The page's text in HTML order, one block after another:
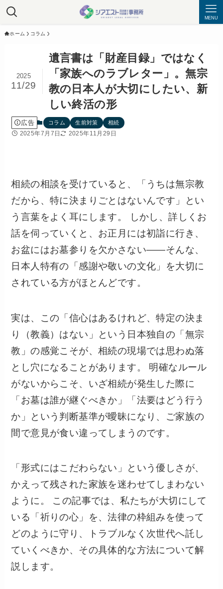
MENU
ホーム コラム
遺言書は「財産目録」ではなく
「家族へのラブレター」。無宗
教の日本人が大切にしたい、新
しい終活の形
2025
11/29
広告 コラム 生前対策 相続
2025年7月7日 2025年11月29日
相続の相談を受けていると、「うちは無宗教
だから、特に決まりごとはないんです」とい
う言葉をよく耳にします。 しかし、詳しくお
話を伺っていくと、お正月には初詣に行き、
お盆にはお墓参りを欠かさない――そんな、
日本人特有の「感謝や敬いの文化」を大切に
されている方がほとんどです。
実は、この「信心はあるけれど、特定の決ま
り（教義）はない」という日本独自の「無宗
教」の感覚こそが、相続の現場では思わぬ落
とし穴になることがあります。 明確なルール
がないからこそ、いざ相続が発生した際に
「お墓は誰が継ぐべきか」「法要はどう行う
か」という判断基準が曖昧になり、ご家族の
間で意見が食い違ってしまうのです。
「形式にはこだわらない」という優しさが、
かえって残された家族を迷わせてしまわない
ように。 この記事では、私たちが大切にして
いる「祈りの心」を、法律の枠組みを使って
どのように守り、トラブルなく次世代へ託し
ていくべきか、その具体的な方法について解
説します。